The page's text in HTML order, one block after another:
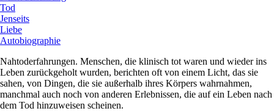
Tod
Jenseits
Liebe
Autobiographie
Nahtoderfahrungen. Menschen, die klinisch tot waren und wieder ins
Leben zurückgeholt wurden, berichten oft von einem Licht, das sie
sahen, von Dingen, die sie außerhalb ihres Körpers wahrnahmen,
manchmal auch noch von anderen Erlebnissen, die auf ein Leben nach
dem Tod hinzuweisen scheinen.